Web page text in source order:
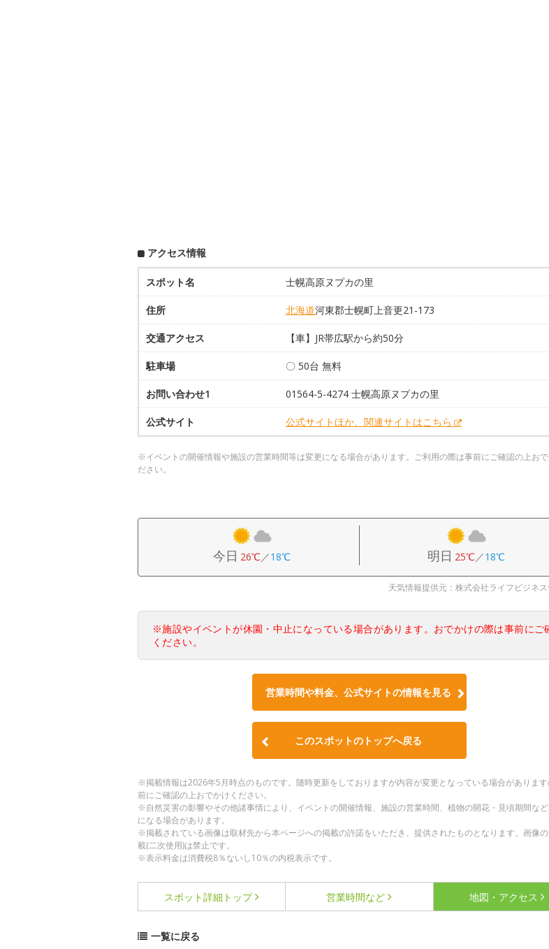
アクセス情報
スポット名 士幌高原ヌプカの里
住所 北海道河東郡士幌町上音更21-173
交通アクセス 【車】JR帯広駅から約50分
駐車場 〇 50台 無料
お問い合わせ1 01564-5-4274 士幌高原ヌプカの里
公式サイト 公式サイトほか、関連サイトはこちら
※イベントの開催情報や施設の営業時間等は変更になる場合があります。ご利用の際は事前にご確認の上おで
ださい。
今日 26℃／18℃ 明日 25℃／18℃
天気情報提供元：株式会社ライフビジネ
※施設やイベントが休園・中止になっている場合があります。おでかけの際は事前にご
ください。
営業時間や料金、公式サイトの情報を見る
このスポットのトップへ戻る
※掲載情報は2026年5月時点のものです。随時更新をしておりますが内容が変更となっている場合がありま
前にご確認の上おでかけください。
※自然災害の影響やその他諸事情により、イベントの開催情報、施設の営業時間、植物の開花・見頃期間な
になる場合があります。
※掲載されている画像は取材先から本ページへの掲載の許諾をいただき、提供されたものとなります。画像
載(二次使用)は禁止です。
※表示料金は消費税8％ないし10％の内税表示です。
スポット詳細 トップ 営業時間など 地図・アクセス
一覧に戻る